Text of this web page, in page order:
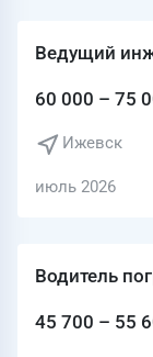
Ведущий
60 000 – 75
Ижевск
июль 2026
Водитель
45 700 – 55